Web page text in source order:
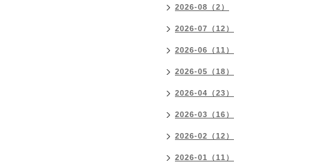
2026-08（2）
2026-07（12）
2026-06（11）
2026-05（18）
2026-04（23）
2026-03（16）
2026-02（12）
2026-01（11）